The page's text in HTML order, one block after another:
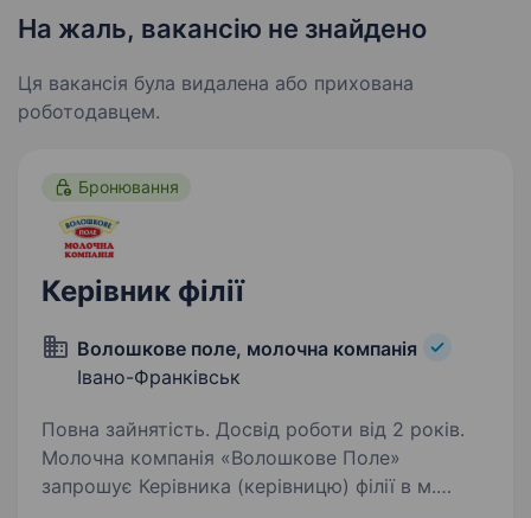
На жаль, вакансію не знайдено
Ця вакансія була видалена або прихована
роботодавцем.
Бронювання
Керівник філії
Волошкове поле, молочна компанія
Івано-Франківськ
Повна зайнятість. Досвід роботи від 2 років.
Молочна компанія «Волошкове Поле»
запрошує Керівника (керівницю) філії в м.